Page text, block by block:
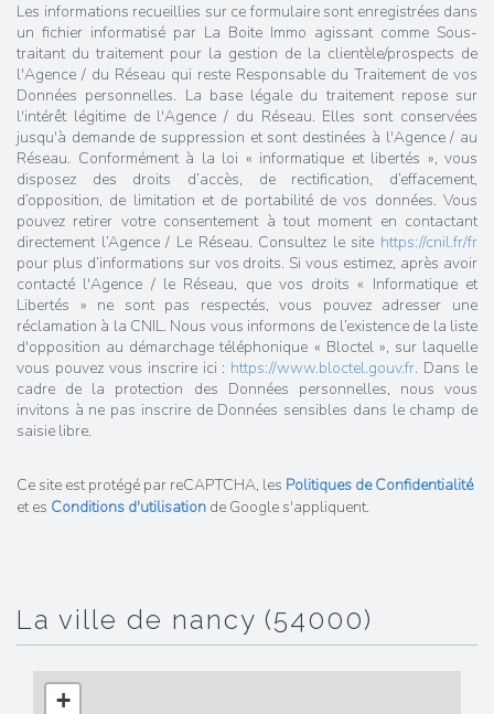
Les informations recueillies sur ce formulaire sont enregistrées dans
un fichier informatisé par La Boite Immo agissant comme Sous-
traitant du traitement pour la gestion de la clientèle/prospects de
l'Agence / du Réseau qui reste Responsable du Traitement de vos
Données personnelles. La base légale du traitement repose sur
l'intérêt légitime de l'Agence / du Réseau. Elles sont conservées
jusqu'à demande de suppression et sont destinées à l'Agence / au
Réseau. Conformément à la loi « informatique et libertés », vous
disposez des droits d’accès, de rectification, d’effacement,
d’opposition, de limitation et de portabilité de vos données. Vous
pouvez retirer votre consentement à tout moment en contactant
directement l’Agence / Le Réseau. Consultez le site https://cnil.fr/fr
pour plus d’informations sur vos droits. Si vous estimez, après avoir
contacté l'Agence / le Réseau, que vos droits « Informatique et
Libertés » ne sont pas respectés, vous pouvez adresser une
réclamation à la CNIL. Nous vous informons de l’existence de la liste
d'opposition au démarchage téléphonique « Bloctel », sur laquelle
vous pouvez vous inscrire ici : https://www.bloctel.gouv.fr. Dans le
cadre de la protection des Données personnelles, nous vous
invitons à ne pas inscrire de Données sensibles dans le champ de
saisie libre.
Ce site est protégé par reCAPTCHA, les Politiques de Confidentialité
et es Conditions d'utilisation de Google s'appliquent.
la ville de nancy (54000)
+